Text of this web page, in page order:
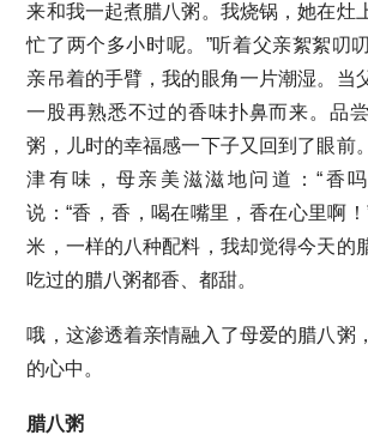
来和我一起煮腊八粥。我烧锅，她在灶
忙了两个多小时呢。”听着父亲絮絮叨
亲吊着的手臂，我的眼角一片潮湿。当
一股再熟悉不过的香味扑鼻而来。品
粥，儿时的幸福感一下子又回到了眼前
津有味，母亲美滋滋地问道：“香
说：“香，香，喝在嘴里，香在心里啊
米，一样的八种配料，我却觉得今天的
吃过的腊八粥都香、都甜。
哦，这渗透着亲情融入了母爱的腊八粥
的心中。
腊八粥